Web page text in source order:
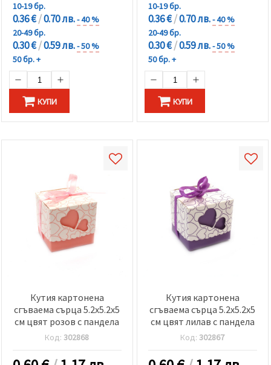
10-19 бр.
0.36 €/0.70 лв.- 40 %
20-49 бр.
0.30 €/0.59 лв.- 50 %
50 бр. +
КУПИ
10-19 бр.
0.36 €/0.70 лв.- 40 %
20-49 бр.
0.30 €/0.59 лв.- 50 %
50 бр. +
КУПИ
Кутия картонена
сгъваема сърца 5.2x5.2x5
см цвят розов с пандела
Код:302868
Кутия картонена
сгъваема сърца 5.2x5.2x5
см цвят лилав с пандела
Код:302867